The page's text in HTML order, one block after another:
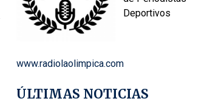
Deportivos
www.radiolaolimpica.com
ÚLTIMAS NOTICIAS